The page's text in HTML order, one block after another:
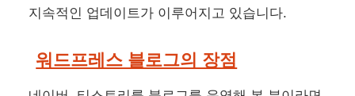
지속적인 업데이트가 이루어지고 있습니다.
워드프레스 블로그의 장점